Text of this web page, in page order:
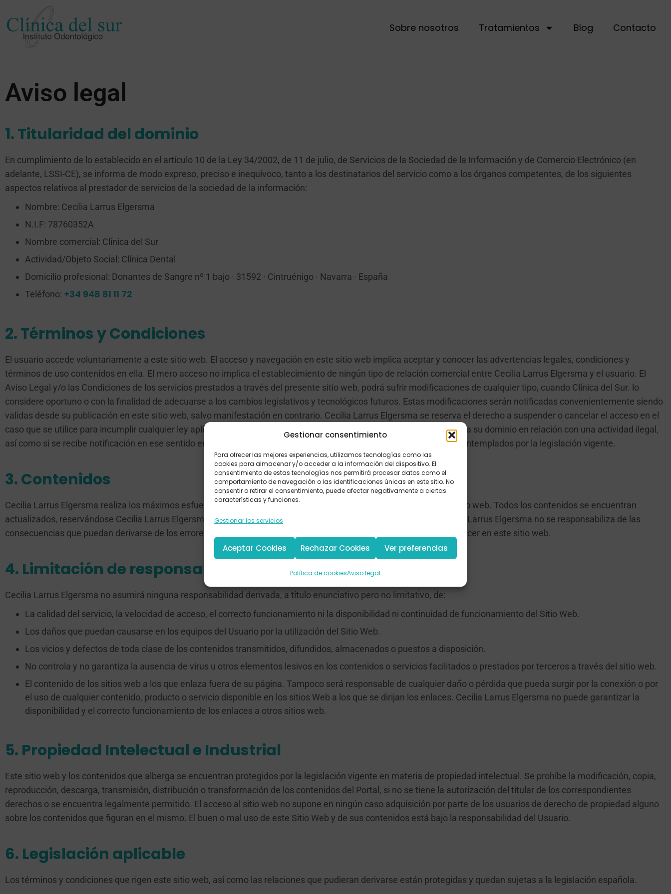
Gestionar consentimiento
Para ofrecer las mejores experiencias, utilizamos tecnologías como las
cookies para almacenar y/o acceder a la información del dispositivo. El
consentimiento de estas tecnologías nos permitirá procesar datos como el
comportamiento de navegación o las identificaciones únicas en este sitio. No
consentir o retirar el consentimiento, puede afectar negativamente a ciertas
características y funciones.
Gestionar los servicios
Aceptar Cookies Rechazar Cookies Ver preferencias
Política de cookiesAviso legal
Sobre nosotros Tratamientos Blog Contacto
Aviso legal
1. Titularidad del dominio
En cumplimiento de lo establecido en el artículo 10 de la Ley 34/2002, de 11 de julio, de Servicios de la Sociedad de la Información y de Comercio Electrónico (en
adelante, LSSI-CE), se informa de modo expreso, preciso e inequívoco, tanto a los destinatarios del servicio como a los órganos competentes, de los siguientes
aspectos relativos al prestador de servicios de la sociedad de la información:
Nombre: Cecilia Larrus Elgersma
N.I.F: 78760352A
Nombre comercial: Clínica del Sur
Actividad/Objeto Social: Clínica Dental
Domicilio profesional: Donantes de Sangre nº 1 bajo · 31592 · Cintruénigo · Navarra · España
Teléfono: +34 948 81 11 72
2. Términos y Condiciones
El usuario accede voluntariamente a este sitio web. El acceso y navegación en este sitio web implica aceptar y conocer las advertencias legales, condiciones y
términos de uso contenidos en ella. El mero acceso no implica el establecimiento de ningún tipo de relación comercial entre Cecilia Larrus Elgersma y el usuario. El
Aviso Legal y/o las Condiciones de los servicios prestados a través del presente sitio web, podrá sufrir modificaciones de cualquier tipo, cuando Clínica del Sur. lo
considere oportuno o con la finalidad de adecuarse a los cambios legislativos y tecnológicos futuros. Estas modificaciones serán notificadas convenientemente siendo
validas desde su publicación en este sitio web, salvo manifestación en contrario. Cecilia Larrus Elgersma se reserva el derecho a suspender o cancelar el acceso en el
caso que se utilice para incumplir cualquier ley aplicable o las normas de u so habituales en Internet, o bien si se utiliza su dominio en relación con una actividad ilegal,
así como si se recibe notificación en ese sentido emitido por una autoridad competente o en los demás supuestos contemplados por la legislación vigente.
3. Contenidos
Cecilia Larrus Elgersma realiza los máximos esfuerzos para evitar errores en los contenidos que se publican en el sitio web. Todos los contenidos se encuentran
actualizados, reservándose Cecilia Larrus Elgersma. la facultad de poder modificarlos en cualquier momento. Cecilia Larrus Elgersma no se responsabiliza de las
consecuencias que puedan derivarse de los errores en los contenidos proporcionados por terceros que puedan aparecer en este sitio web.
4. Limitación de responsabilidad
Cecilia Larrus Elgersma no asumirá ninguna responsabilidad derivada, a título enunciativo pero no limitativo, de:
La calidad del servicio, la velocidad de acceso, el correcto funcionamiento ni la disponibilidad ni continuidad de funcionamiento del Sitio Web.
Los daños que puedan causarse en los equipos del Usuario por la utilización del Sitio Web.
Los vicios y defectos de toda clase de los contenidos transmitidos, difundidos, almacenados o puestos a disposición.
No controla y no garantiza la ausencia de virus u otros elementos lesivos en los contenidos o servicios facilitados o prestados por terceros a través del sitio web.
El contenido de los sitios web a los que enlaza fuera de su página. Tampoco será responsable de cualquier daño o pérdida que pueda surgir por la conexión o por
el uso de cualquier contenido, producto o servicio disponible en los sitios Web a los que se dirijan los enlaces. Cecilia Larrus Elgersma no puede garantizar la
disponibilidad y el correcto funcionamiento de los enlaces a otros sitios web.
5. Propiedad Intelectual e Industrial
Este sitio web y los contenidos que alberga se encuentran protegidos por la legislación vigente en materia de propiedad intelectual. Se prohíbe la modificación, copia,
reproducción, descarga, transmisión, distribución o transformación de los contenidos del Portal, si no se tiene la autorización del titular de los correspondientes
derechos o se encuentra legalmente permitido. El acceso al sitio web no supone en ningún caso adquisición por parte de los usuarios de derecho de propiedad alguno
sobre los contenidos que figuran en el mismo. El buen o mal uso de este Sitio Web y de sus contenidos está bajo la responsabilidad del Usuario.
6. Legislación aplicable
Los términos y condiciones que rigen este sitio web, así como las relaciones que pudieran derivarse están protegidas y quedan sujetas a la legislación española.